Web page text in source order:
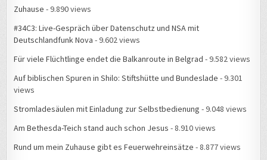
Zuhause - 9.890 views
#34C3: Live-Gespräch über Datenschutz und NSA mit
Deutschlandfunk Nova - 9.602 views
Für viele Flüchtlinge endet die Balkanroute in Belgrad - 9.582 views
Auf biblischen Spuren in Shilo: Stiftshütte und Bundeslade - 9.301
views
Stromladesäulen mit Einladung zur Selbstbedienung - 9.048 views
Am Bethesda-Teich stand auch schon Jesus - 8.910 views
Rund um mein Zuhause gibt es Feuerwehreinsätze - 8.877 views